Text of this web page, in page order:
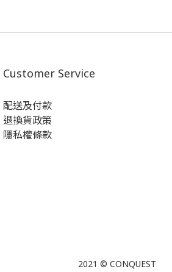
Customer Service
配送及付款
退換貨政策
隱私權條款
2021 © CONQUEST